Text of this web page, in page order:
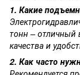
1. Какие
тонн –
качества и
2. Как часто